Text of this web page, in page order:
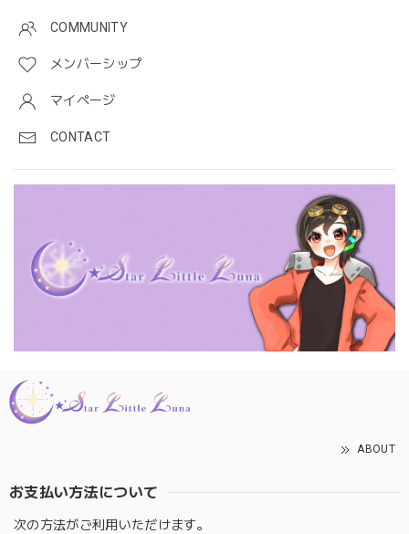
COMMUNITY
メンバーシップ
マイページ
CONTACT
ABOUT
お支払い方法について
次の方法がご利用いただけます。